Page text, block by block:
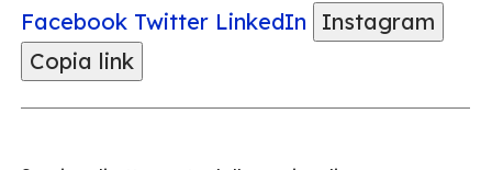
Facebook Twitter LinkedIn
Instagram
Copia link